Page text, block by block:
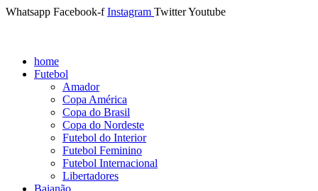
Whatsapp Facebook-f Instagram TwitterYoutube
home
Futebol
Amador
Copa América
Copa do Brasil
Copa do Nordeste
Futebol do Interior
Futebol Feminino
Futebol Internacional
Libertadores
Baianão